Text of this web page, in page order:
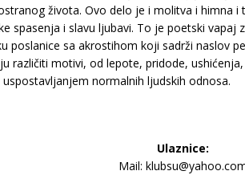
života. Ovo delo je i molitva i himna
spasenja i slavu ljubavi. To je poetski
poslanice sa akrostihom koji sadrži naslov
različiti motivi, od lepote, pridode,
uspostavljanjem normalnih ljudskih odnosa.
Ulaznice:
Mail: